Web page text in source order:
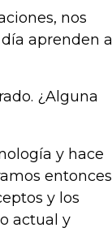
nos
aprenden a
¿Alguna
y hace
entonces
y los
actual y